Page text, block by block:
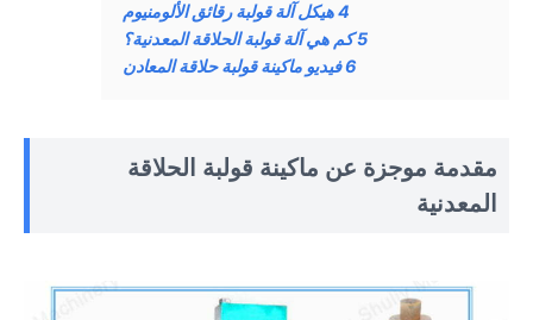
4هيكل آلة قولبة رقائق الألومنيوم
5كم هي آلة قولبة الحلاقة المعدنية؟
6فيديو ماكينة قولبة حلاقة المعادن
مقدمة موجزة عن ماكينة قولبة الحلاقة
المعدنية